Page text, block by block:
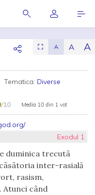
⛶ A A A
Tematica: Diverse
/10 Media 10 din 1 vot
Exodul 1
duminica trecutã
inter-rasială
rasism,
Atunci când